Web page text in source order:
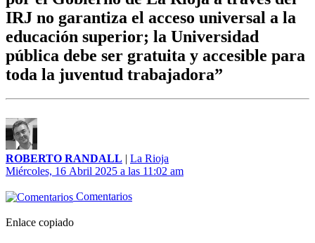
IRJ no garantiza el acceso universal a la
educación superior; la Universidad
pública debe ser gratuita y accesible para
toda la juventud trabajadora”
ROBERTO RANDALL | La Rioja
Miércoles, 16 Abril 2025 a las 11:02 am
Comentarios
Enlace copiado